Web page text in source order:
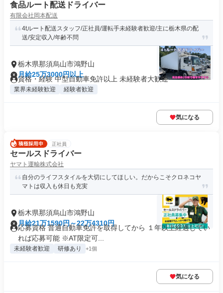
食品ルート配送ドライバー
有限会社岡本配送
4tルート配送スタッフ/正社員/運転手未経験者歓迎/主に栃木県の配
送/安定収入/年齢不問
栃木県那須烏山市鴻野山
月給25万3000円以上
資格・経験 中型自動車免許以上 未経験者大歓迎
業界未経験歓迎 経験者歓迎
気になる
正社員
セールスドライバー
ヤマト運輸株式会社
自分のライフスタイルを大切にしてほしい。だからこそクロネコヤ
マトは収入も休日も充実
栃木県那須烏山市鴻野山
月給21万1590円～22万4310円
応募資格 普通自動車免許を取得してから １年以上経過してい
れば応募可能 ※AT限定可...
未経験者歓迎 研修あり +1個
気になる